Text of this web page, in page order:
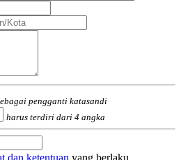
pengganti katasandi
harus terdiri dari 4 angka